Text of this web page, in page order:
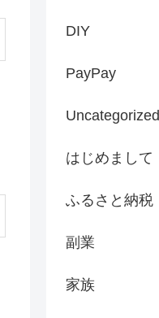
DIY
PayPay
Uncategorized
はじめまして
ふるさと納税
副業
家族